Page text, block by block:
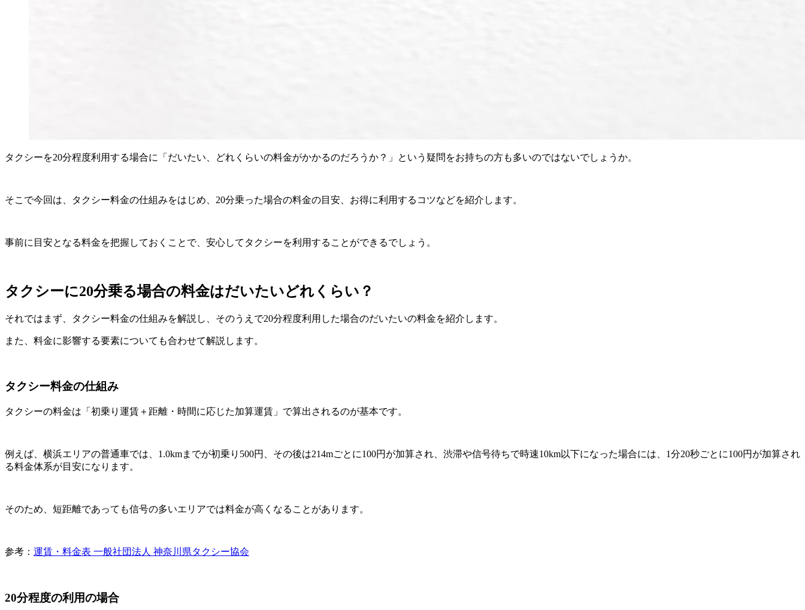
タクシーを20分程度利用する場合に「だいたい、どれくらいの料金がかかるのだろうか？」という疑問をお持ちの方も多いのではないでしょうか。
そこで今回は、タクシー料金の仕組みをはじめ、20分乗った場合の料金の目安、お得に利用するコツなどを紹介します。
事前に目安となる料金を把握しておくことで、安心してタクシーを利用することができるでしょう。
タクシーに20分乗る場合の料金はだいたいどれくらい？
それではまず、タクシー料金の仕組みを解説し、そのうえで20分程度利用した場合のだいたいの料金を紹介します。
また、料金に影響する要素についても合わせて解説します。
タクシー料金の仕組み
タクシーの料金は「初乗り運賃＋距離・時間に応じた加算運賃」で算出されるのが基本です。
例えば、横浜エリアの普通車では、1.0kmまでが初乗り500円、その後は214mごとに100円が加算され、渋滞や信号待ちで時速10km以下になった場合には、1分20秒ごとに100円が加算され
る料金体系が目安になります。
そのため、短距離であっても信号の多いエリアでは料金が高くなることがあります。
参考： 運賃・料金表 一般社団法人 神奈川県タクシー協会
20分程度の利用の場合